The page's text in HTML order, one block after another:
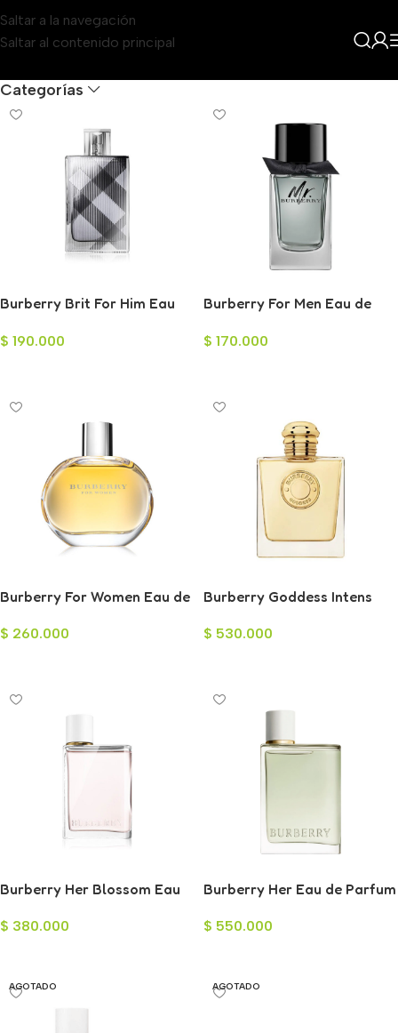
Saltar a la navegación
Saltar al contenido principal
Categorías
Burberry Brit For Him Eau
100ml
$ 190.000
Burberry For Men Eau de
$ 170.000
Burberry For Women Eau de
$ 260.000
Burberry Goddess Intens
100ml
$ 530.000
Burberry Her Blossom Eau
$ 380.000
Burberry Her Eau de Parfum
$ 550.000
AGOTADO AGOTADO